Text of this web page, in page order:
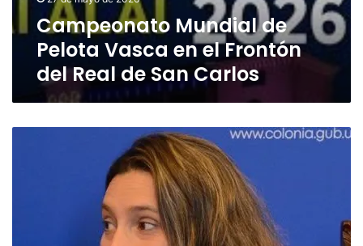
de
Carlos
Campeonato Mundial de
Pelota Vasca en el Frontón
del Real de San Carlos